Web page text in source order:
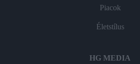
Piacok
Életstílus
HG MEDIA